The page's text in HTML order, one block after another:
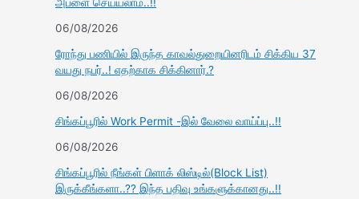
06/08/2026
ரோந்து பணியில் இருந்த காவல்துறையினரிடம் சிக்கிய 37
வயது நபர்..! எதற்காக சிக்கினார்.?
06/08/2026
சிங்கப்பூரில் Work Permit -இல் வேலை வாய்ப்பு..!!
06/08/2026
சிங்கப்பூரில் நீங்கள் பிளாக் லிஸ்டில்(Block List)
இருக்கீங்களா..?? இந்த பதிவு உங்களுக்கானது..!!